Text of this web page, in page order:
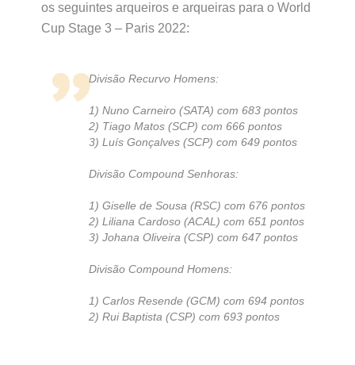
os seguintes arqueiros e arqueiras para o World
Cup Stage 3 – Paris 2022:
Divisão Recurvo Homens:
1) Nuno Carneiro (SATA) com 683 pontos
2) Tiago Matos (SCP) com 666 pontos
3) Luís Gonçalves (SCP) com 649 pontos
Divisão Compound Senhoras:
1) Giselle de Sousa (RSC) com 676 pontos
2) Liliana Cardoso (ACAL) com 651 pontos
3) Johana Oliveira (CSP) com 647 pontos
Divisão Compound Homens:
1) Carlos Resende (GCM) com 694 pontos
2) Rui Baptista (CSP) com 693 pontos